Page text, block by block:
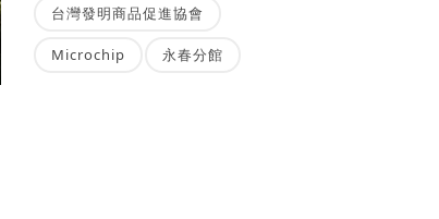
台灣發明商品促進協會
Microchip 永春分館